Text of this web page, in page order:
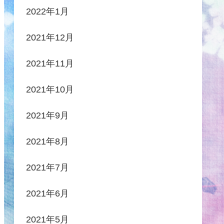
2022年1月
2021年12月
2021年11月
2021年10月
2021年9月
2021年8月
2021年7月
2021年6月
2021年5月